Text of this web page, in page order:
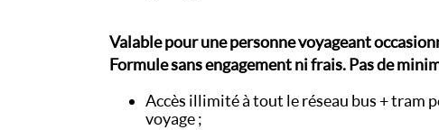
Valable pour une personne voyageant
Formule sans engagement ni frais. Pas de
Accès illimité à tout le réseau bus + tram
voyage ;